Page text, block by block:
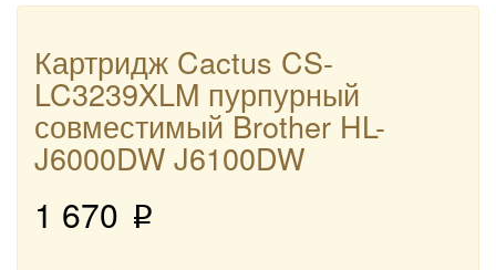
Картридж Cactus CS-
LC3239XLM пурпурный
совместимый Brother HL-
J6000DW J6100DW
1 670 p